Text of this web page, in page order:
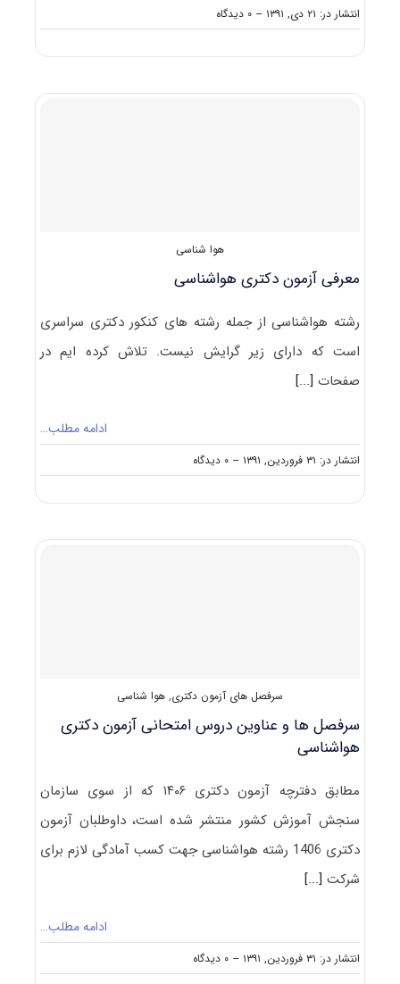
انتشار در: ۲۱ دی, ۱۳۹۱ -- ۰ دیدگاه
on
منابع
هوا شناسی
معرفی آزمون دکتری هواشناسی
رشته هواشناسی از جمله رشته های کنکور دکتری سراسری
است که دارای زیر گرایش نیست. تلاش کرده ایم در
صفحات[...]
ادامه مطلب…
انتشار در: ۳۱ فروردین, ۱۳۹۱ -- ۰ دیدگاه
on
معرفی
سرفصل های آزمون دکتری, هوا شناسی
سرفصل ها و عناوین دروس امتحانی آزمون دکتری
هواشناسی
مطابق دفترچه آزمون دکتری ۱۴۰۶ که از سوی سازمان
سنجش آموزش کشور منتشر شده است، داوطلبان آزمون
دکتری 1406 رشته هواشناسی جهت کسب آمادگی لازم برای
شرکت[...]
ادامه مطلب…
انتشار در: ۳۱ فروردین, ۱۳۹۱ -- ۰ دیدگاه
on
سرفصل